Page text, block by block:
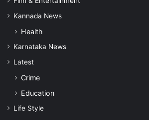
Kannada News
Health
Karnataka News
Latest
Crime
Education
Life Style